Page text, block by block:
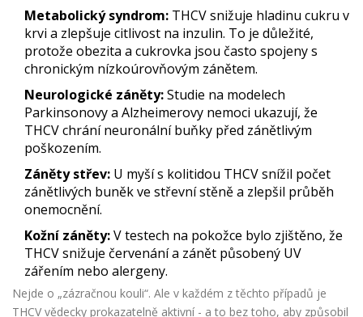
Metabolický syndrom: THCV snižuje hladinu cukru v
krvi a zlepšuje citlivost na inzulin. To je důležité,
protože obezita a cukrovka jsou často spojeny s
chronickým nízkoúrovňovým zánětem.
Neurologické záněty:Studie na modelech
Parkinsonovy a Alzheimerovy nemoci ukazují, že
THCV chrání neuronální buňky před zánětlivým
poškozením.
Záněty střev: U myší s kolitidou THCV snížil počet
zánětlivých buněk ve střevní stěně a zlepšil průběh
onemocnění.
Kožní záněty:V testech na pokožce bylo zjištěno, že
THCV snižuje červenání a zánět působený UV
zářením nebo alergeny.
Nejde o „zázračnou kouli“. Ale v každém z těchto případů je
THCV vědecky prokazatelně aktivní - a to bez toho, aby způsobil